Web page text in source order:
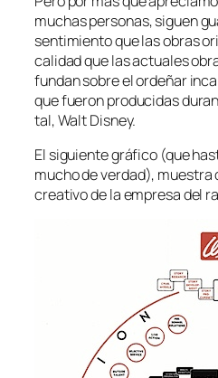
muchas personas, siguen
sentimiento que las obras
calidad que las actuales
fundan sobre el ordeñar
que fueron producidas
tal, Walt Disney.
El siguiente gráfico (que
mucho de verdad), muestra
creativo de la empresa del